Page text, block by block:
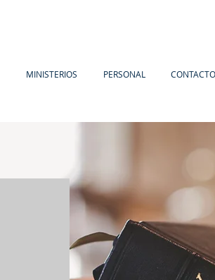
MINISTERIOS PERSONAL CONTACTO